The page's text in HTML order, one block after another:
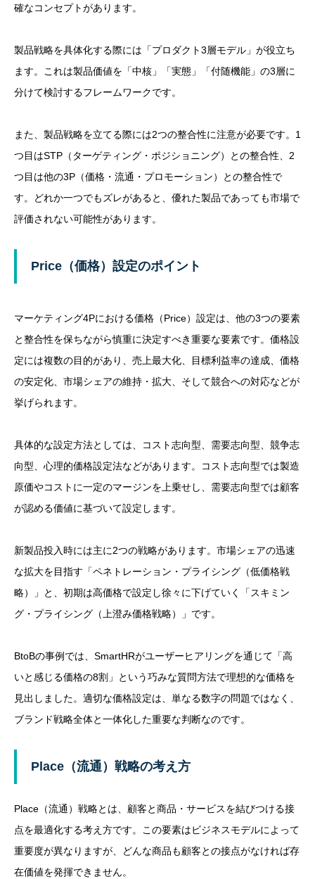
確なコンセプトがあります。
製品戦略を具体化する際には「プロダクト3層モデル」が役立ち
ます。これは製品価値を「中核」「実態」「付随機能」の3層に
分けて検討するフレームワークです。
また、製品戦略を立てる際には2つの整合性に注意が必要です。1
つ目はSTP（ターゲティング・ポジショニング）との整合性、2
つ目は他の3P（価格・流通・プロモーション）との整合性で
す。どれか一つでもズレがあると、優れた製品であっても市場で
評価されない可能性があります。
Price（価格）設定のポイント
マーケティング4Pにおける価格（Price）設定は、他の3つの要素
と整合性を保ちながら慎重に決定すべき重要な要素です。価格設
定には複数の目的があり、売上最大化、目標利益率の達成、価格
の安定化、市場シェアの維持・拡大、そして競合への対応などが
挙げられます。
具体的な設定方法としては、コスト志向型、需要志向型、競争志
向型、心理的価格設定法などがあります。コスト志向型では製造
原価やコストに一定のマージンを上乗せし、需要志向型では顧客
が認める価値に基づいて設定します。
新製品投入時には主に2つの戦略があります。市場シェアの迅速
な拡大を目指す「ペネトレーション・プライシング（低価格戦
略）」と、初期は高価格で設定し徐々に下げていく「スキミン
グ・プライシング（上澄み価格戦略）」です。
BtoBの事例では、SmartHRがユーザーヒアリングを通じて「高
いと感じる価格の8割」という巧みな質問方法で理想的な価格を
見出しました。適切な価格設定は、単なる数字の問題ではなく、
ブランド戦略全体と一体化した重要な判断なのです。
Place（流通）戦略の考え方
Place（流通）戦略とは、顧客と商品・サービスを結びつける接
点を最適化する考え方です。この要素はビジネスモデルによって
重要度が異なりますが、どんな商品も顧客との接点がなければ存
在価値を発揮できません。